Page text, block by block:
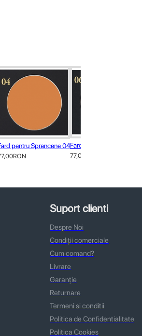
pentru Sprancene 04Fard pentru sprancene 06
77,00RON
Suport clienti
Despre Noi
Condiții comerciale
Cum comand?
Livrare
Garanție
Returnare
Termeni si conditii
Politica de Confidentialitate
Politica Cookies